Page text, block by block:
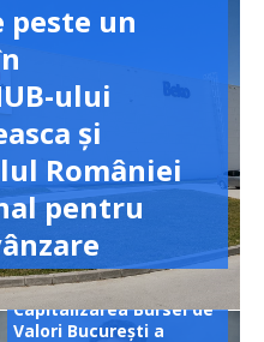
peste un
ului
și
României
pentru
Capitalizarea Bursei de
Valori București a